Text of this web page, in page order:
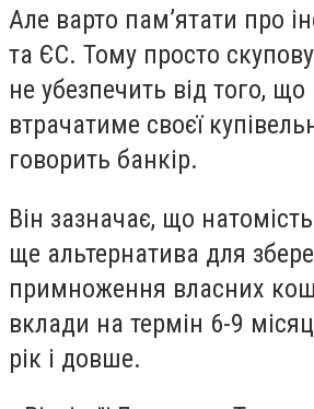
Але варто пам’ятати про
та ЄС. Тому просто
не убезпечить від того,
втрачатиме своєї
говорить банкір.
Він зазначає, що
ще альтернатива для
примноження власних
вклади на термін 6-9
рік і довше.